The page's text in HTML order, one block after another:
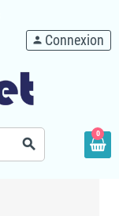
search
person Connexion
0